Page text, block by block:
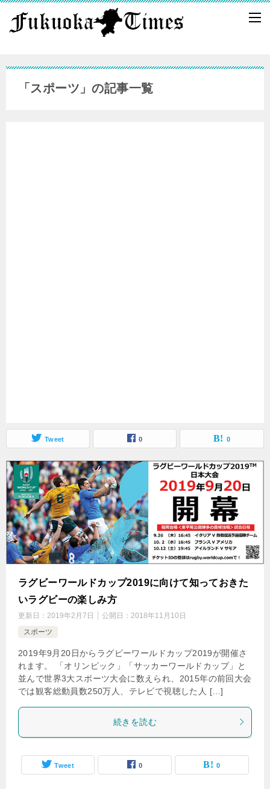
「スポーツ」の記事一覧
Tweet 0 0
ラグビーワールドカップ2019に向けて知っておきた
いラグビーの楽しみ方
更新日： 2019年2月7日 公開日： 2018年11月10日
スポーツ
2019年9月20日からラグビーワールドカップ2019が開催さ
れます。 「オリンピック」「サッカーワールドカップ」と
並んで世界3大スポーツ大会に数えられ、2015年の前回大会
では観客総動員数250万人、テレビで視聴した人 […]
続きを読む
Tweet 0 0